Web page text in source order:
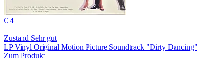
€ 4
Zustand Sehr gut
LP Vinyl Original Motion Picture Soundtrack "Dirty Dancing"
Zum Produkt